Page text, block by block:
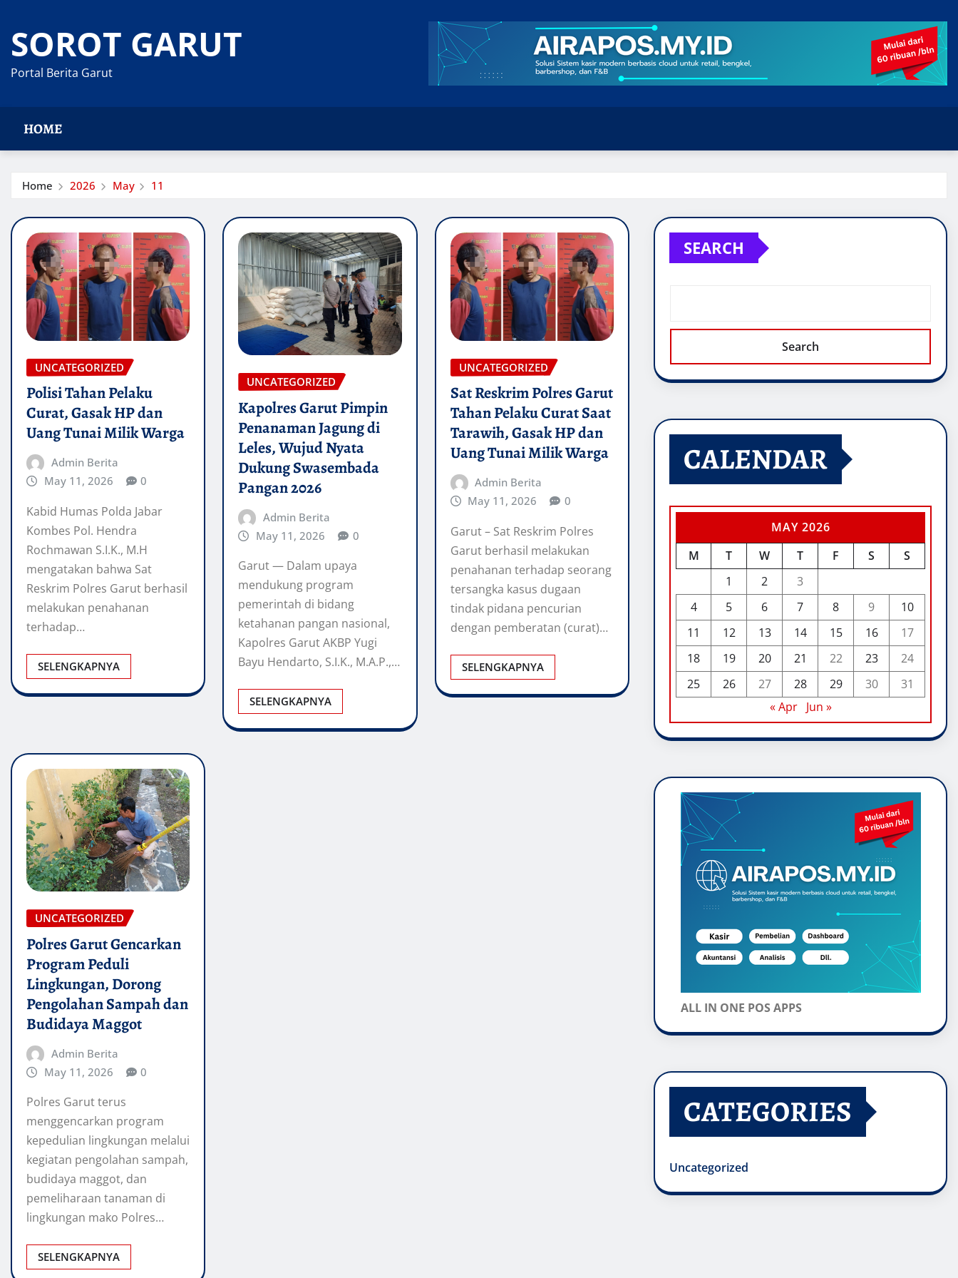
content
SOROT GARUT
Portal Berita Garut
HOME
Home 2026 May 11
UNCATEGORIZED
Polisi Tahan Pelaku
Curat, Gasak HP dan
Uang Tunai Milik Warga
Admin Berita
May 11, 2026
0
Kabid Humas Polda Jabar
Kombes Pol. Hendra
Rochmawan S.I.K., M.H
mengatakan bahwa Sat
Reskrim Polres Garut berhasil
melakukan penahanan
terhadap…
SELENGKAPNYA
UNCATEGORIZED
Kapolres Garut Pimpin
Penanaman Jagung di
Leles, Wujud Nyata
Dukung Swasembada
Pangan 2026
Admin Berita
May 11, 2026
0
Garut — Dalam upaya
mendukung program
pemerintah di bidang
ketahanan pangan nasional,
Kapolres Garut AKBP Yugi
Bayu Hendarto, S.I.K., M.A.P.,…
SELENGKAPNYA
UNCATEGORIZED
Sat Reskrim Polres Garut
Tahan Pelaku Curat Saat
Tarawih, Gasak HP dan
Uang Tunai Milik Warga
Admin Berita
May 11, 2026
0
Garut – Sat Reskrim Polres
Garut berhasil melakukan
penahanan terhadap seorang
tersangka kasus dugaan
tindak pidana pencurian
dengan pemberatan (curat)…
SELENGKAPNYA
UNCATEGORIZED
Polres Garut Gencarkan
Program Peduli
Lingkungan, Dorong
Pengolahan Sampah dan
Budidaya Maggot
Admin Berita
May 11, 2026
0
Polres Garut terus
menggencarkan program
kepedulian lingkungan melalui
kegiatan pengolahan sampah,
budidaya maggot, dan
pemeliharaan tanaman di
lingkungan mako Polres…
SELENGKAPNYA
SEARCH
Search
CALENDAR
MAY 2026
M
T W T F S
S
1
2
3
4
5 6 7 8 9
10
11
12 13 14 15 16
17
18
19 20 21 22 23
24
25
26 27 28 29 30
31
« Apr
Jun »
ALL IN ONE POS APPS
CATEGORIES
Uncategorized